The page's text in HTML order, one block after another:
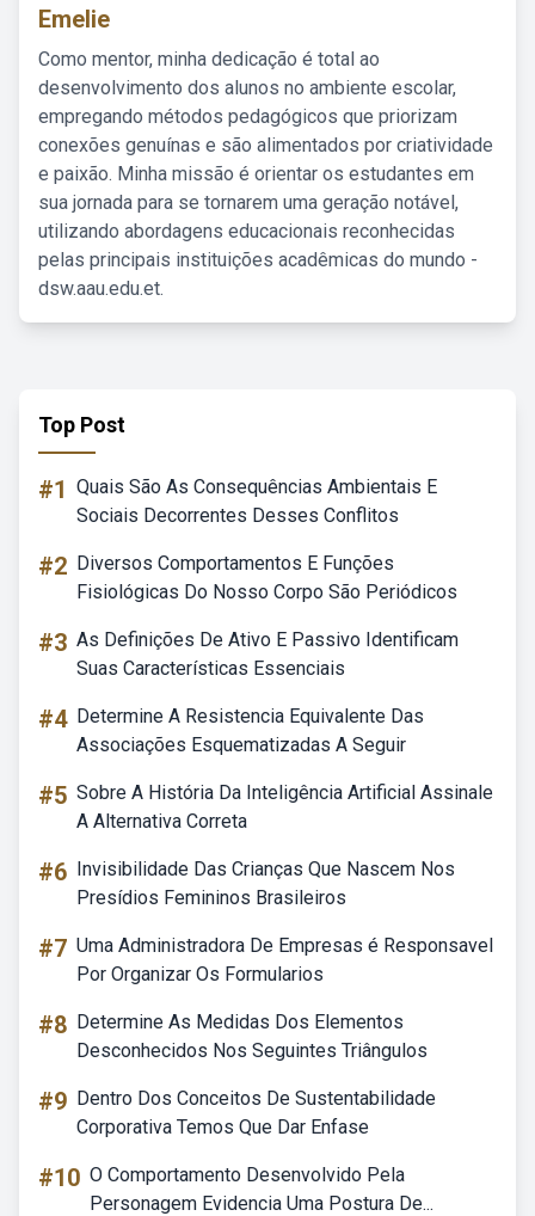
Emelie
Como mentor, minha dedicação é total ao
desenvolvimento dos alunos no ambiente escolar,
empregando métodos pedagógicos que priorizam
conexões genuínas e são alimentados por criatividade
e paixão. Minha missão é orientar os estudantes em
sua jornada para se tornarem uma geração notável,
utilizando abordagens educacionais reconhecidas
pelas principais instituições acadêmicas do mundo -
dsw.aau.edu.et.
Top Post
#1 Quais São As Consequências Ambientais E
Sociais Decorrentes Desses Conflitos
#2 Diversos Comportamentos E Funções
Fisiológicas Do Nosso Corpo São Periódicos
#3 As Definições De Ativo E Passivo Identificam
Suas Características Essenciais
#4 Determine A Resistencia Equivalente Das
Associações Esquematizadas A Seguir
#5 Sobre A História Da Inteligência Artificial Assinale
A Alternativa Correta
#6 Invisibilidade Das Crianças Que Nascem Nos
Presídios Femininos Brasileiros
#7 Uma Administradora De Empresas é Responsavel
Por Organizar Os Formularios
#8 Determine As Medidas Dos Elementos
Desconhecidos Nos Seguintes Triângulos
#9 Dentro Dos Conceitos De Sustentabilidade
Corporativa Temos Que Dar Enfase
#10 O Comportamento Desenvolvido Pela
Personagem Evidencia Uma Postura De...